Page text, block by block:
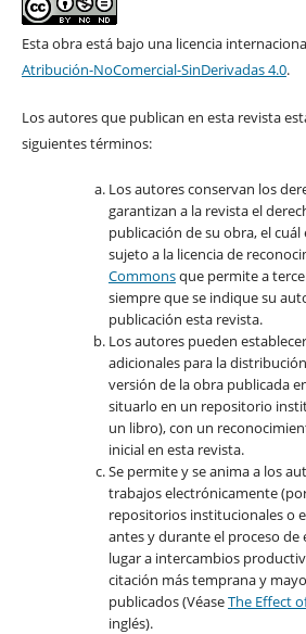
Esta obra está bajo una licencia
Atribución-NoComercial-SinDerivadas 4.0.
Los autores que publican en esta revista
siguientes términos:
Los autores conservan los
garantizan a la revista el
publicación de su obra, el
sujeto a la licencia de
Commonsque permite a
siempre que se indique su
publicación esta revista.
Los autores pueden
adicionales para la
versión de la obra publicada
situarlo en un repositorio
un libro), con un
inicial en esta revista.
Se permite y se anima a los
trabajos electrónicamente
repositorios institucionales o
antes y durante el proceso de
lugar a intercambios
citación más temprana y
publicados (VéaseThe Effect
inglés).